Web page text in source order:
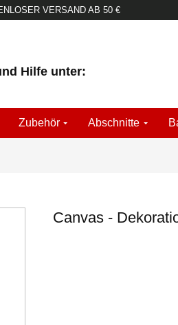
VERSAND AB 50 €
Hilfe unter:
Zubehör Abschnitte
Canvas -